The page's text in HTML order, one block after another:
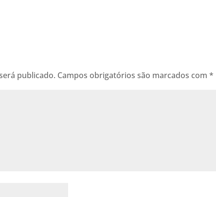
publicado. Campos obrigatórios são marcados com*